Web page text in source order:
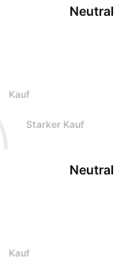
Kauf
Starker Kauf
Neutral
Neutral
Kauf